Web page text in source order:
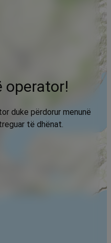
operator!
duke përdorur menunë
të dhënat.